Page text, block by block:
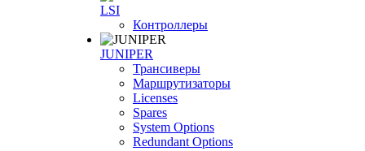
LSI
Контроллеры
JUNIPER
Трансиверы
Маршрутизаторы
Licenses
Spares
System Options
Redundant Options